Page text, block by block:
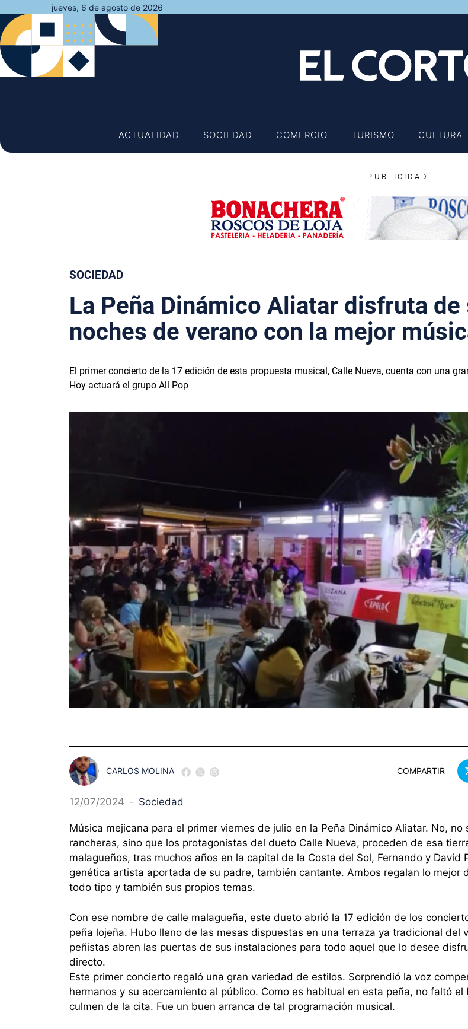
al
contenido
jueves, 6 de agosto de 2026
ACTUALIDAD SOCIEDAD COMERCIO TURISMO CULTURA
PUBLICIDAD
SOCIEDAD
La Peña Dinámico Aliatar disfruta de
noches de verano con la mejor
El primer concierto de la 17 edición de esta propuesta musical, Calle Nueva, cuenta con una
Hoy actuará el grupo All Pop
CARLOS MOLINA COMPARTIR
12/07/2024 - Sociedad
Música mejicana para el primer viernes de julio en la Peña Dinámico Aliatar. No, no
rancheras, sino que los protagonistas del dueto Calle Nueva, proceden de esa
malagueños, tras muchos años en la capital de la Costa del Sol, Fernando y David
genética artista aportada de su padre, también cantante. Ambos regalan lo mejor
todo tipo y también sus propios temas.
Con ese nombre de calle malagueña, este dueto abrió la 17 edición de los
peña lojeña. Hubo lleno de las mesas dispuestas en una terraza ya tradicional del
peñistas abren las puertas de sus instalaciones para todo aquel que lo desee
directo.
Este primer concierto regaló una gran variedad de estilos. Sorprendió la voz
hermanos y su acercamiento al público. Como es habitual en esta peña, no faltó el
culmen de la cita. Fue un buen arranca de tal programación musical.